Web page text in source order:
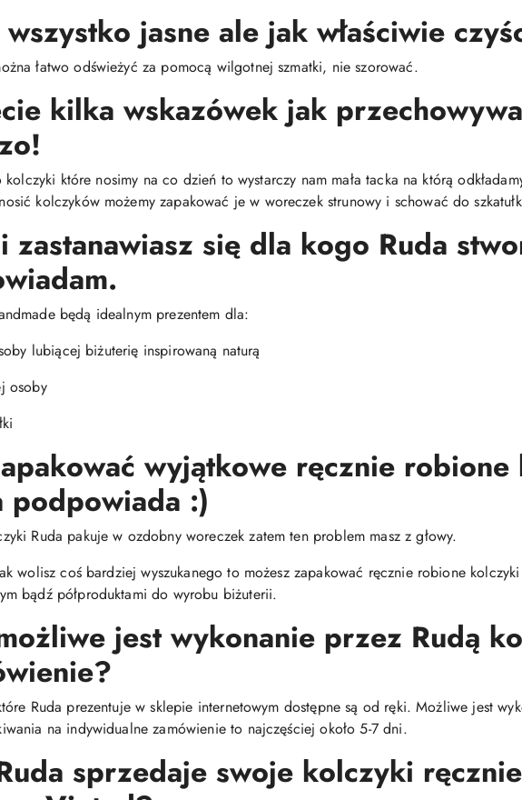
jasne ale jak właściwie
łatwo odświeżyć za pomocą wilgotnej szmatki, nie szorować.
kilka wskazówek jak
kolczyki które nosimy na co dzień to wystarczy nam mała tacka na którą
kolczyków możemy zapakować je w woreczek strunowy i schować do
zastanawiasz się dla kogo Ruda
będą idealnym prezentem dla:
lubiącej biżuterię inspirowaną naturą
osoby
wyjątkowe ręcznie
podpowiada :)
Ruda pakuje w ozdobny woreczek zatem ten problem masz z głowy.
wolisz coś bardziej wyszukanego to możesz zapakować ręcznie robione
bądź półproduktami do wyrobu biżuterii.
jest wykonanie przez Rudą
Ruda prezentuje w sklepie internetowym dostępne są od ręki. Możliwe jest
na indywidualne zamówienie to najczęściej około 5-7 dni.
sprzedaje swoje kolczyki